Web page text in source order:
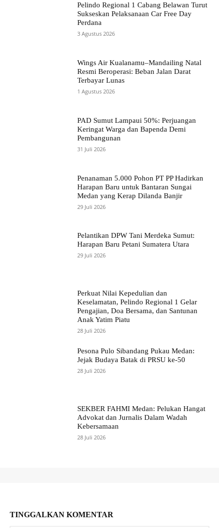
Pelindo Regional 1 Cabang Belawan Turut
Sukseskan Pelaksanaan Car Free Day
Perdana
3 Agustus 2026
Wings Air Kualanamu–Mandailing Natal
Resmi Beroperasi: Beban Jalan Darat
Terbayar Lunas
1 Agustus 2026
PAD Sumut Lampaui 50%: Perjuangan
Keringat Warga dan Bapenda Demi
Pembangunan
31 Juli 2026
Penanaman 5.000 Pohon PT PP Hadirkan
Harapan Baru untuk Bantaran Sungai
Medan yang Kerap Dilanda Banjir
29 Juli 2026
Pelantikan DPW Tani Merdeka Sumut:
Harapan Baru Petani Sumatera Utara
29 Juli 2026
Perkuat Nilai Kepedulian dan
Keselamatan, Pelindo Regional 1 Gelar
Pengajian, Doa Bersama, dan Santunan
Anak Yatim Piatu
28 Juli 2026
Pesona Pulo Sibandang Pukau Medan:
Jejak Budaya Batak di PRSU ke-50
28 Juli 2026
SEKBER FAHMI Medan: Pelukan Hangat
Advokat dan Jurnalis Dalam Wadah
Kebersamaan
28 Juli 2026
TINGGALKAN KOMENTAR